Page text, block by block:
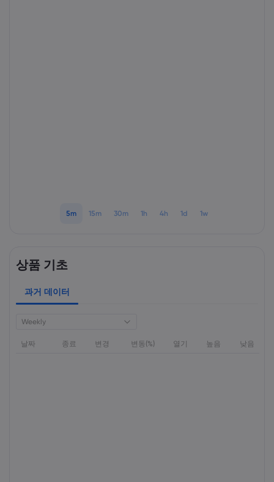
5m 15m 30m 1h 4h 1d 1w
상품 기초
과거 데이터
Weekly
날짜 종료 변경 변동(%) 열기 높음 낮음